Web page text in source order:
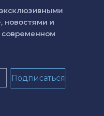
новостями и